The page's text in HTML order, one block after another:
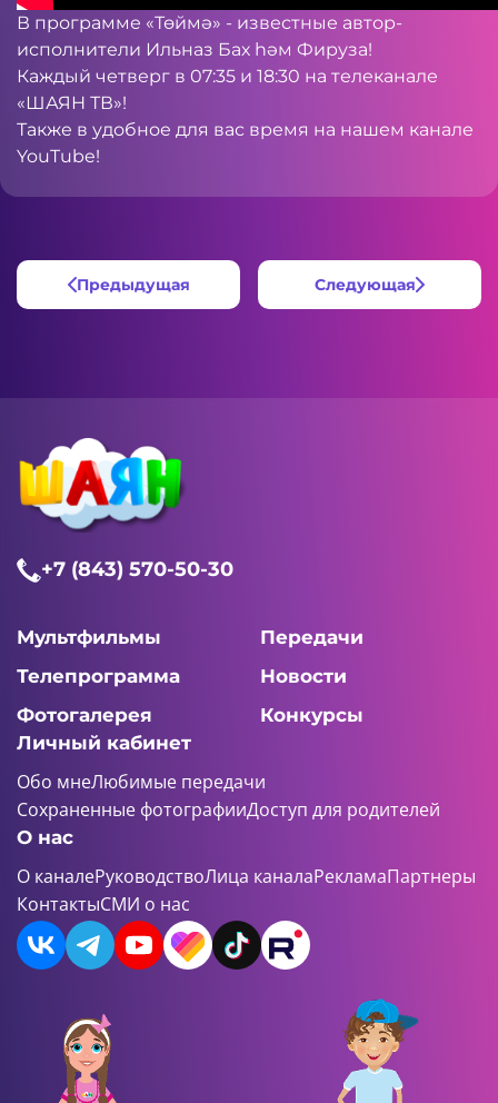
В программе «Төймә» - известные автор-
исполнители Ильназ Бах һәм Фируза!
Каждый четверг в 07:35 и 18:30 на телеканале
«ШАЯН ТВ»!
Также в удобное для вас время на нашем канале
YouTube!
Предыдущая Следующая
+7 (843) 570-50-30
Мультфильмы
Передачи
Телепрограмма
Новости
Фотогалерея
Конкурсы
Личный кабинет
Обо мнеЛюбимые передачи
Сохраненные фотографииДоступ для родителей
О нас
О каналеРуководствоЛица каналаРекламаПартнеры
КонтактыСМИ о нас